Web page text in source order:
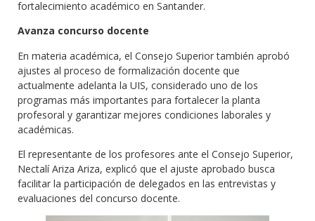
fortalecimiento académico en Santander.
Avanza concurso docente
En materia académica, el Consejo Superior también aprobó
ajustes al proceso de formalización docente que
actualmente adelanta la UIS, considerado uno de los
programas más importantes para fortalecer la planta
profesoral y garantizar mejores condiciones laborales y
académicas.
El representante de los profesores ante el Consejo Superior,
Nectalí Ariza Ariza, explicó que el ajuste aprobado busca
facilitar la participación de delegados en las entrevistas y
evaluaciones del concurso docente.